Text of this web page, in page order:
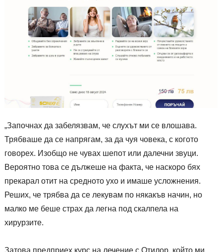
„Започнах да забелязвам, че слухът ми се влошава.
Трябваше да се напрягам, за да чуя човека, с когото
говорех. Изобщо не чувах шепот или далечни звуци.
Вероятно това се дължеше на факта, че наскоро бях
прекарал отит на средното ухо и имаше усложнения.
Реших, че трябва да се лекувам по някакъв начин, но
малко ме беше страх да легна под скалпела на
хирурзите.
Затова предприех курс на лечение с Отилор, който ми